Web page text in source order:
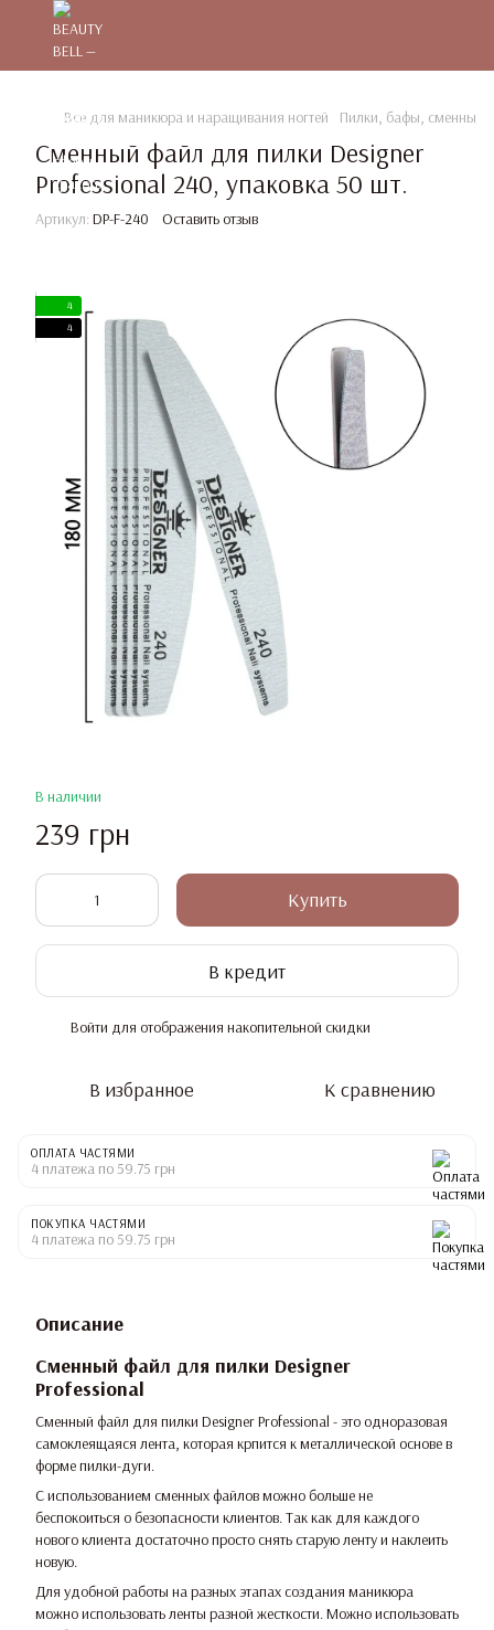
Все для маникюра и наращивания ногтей Пилки, бафы, сменные
Сменный файл для пилки Designer
Professional 240, упаковка 50 шт.
Артикул: DP-F-240 Оставить отзыв
4
4
В наличии
239 грн
Купить
В кредит
Войти для отображения накопительной скидки
В избранное К сравнению
ОПЛАТА ЧАСТЯМИ
4 платежа по 59.75 грн
ПОКУПКА ЧАСТЯМИ
4 платежа по 59.75 грн
Описание
Сменный файл для пилки Designer
Professional
Сменный файл для пилки Designer Professional - это одноразовая
самоклеящаяся лента, которая крпится к металлической основе в
форме пилки-дуги.
С использованием сменных файлов можно больше не
беспокоиться о безопасности клиентов. Так как для каждого
нового клиента достаточно просто снять старую ленту и наклеить
новую.
Для удобной работы на разных этапах создания маникюра
можно использовать ленты разной жесткости. Можно использовать